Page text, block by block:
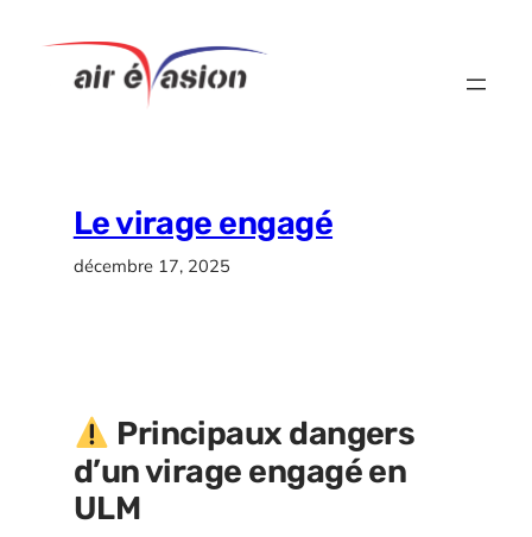
Le virage engagé
décembre 17, 2025
Principaux dangers
d’un virage engagé en
ULM